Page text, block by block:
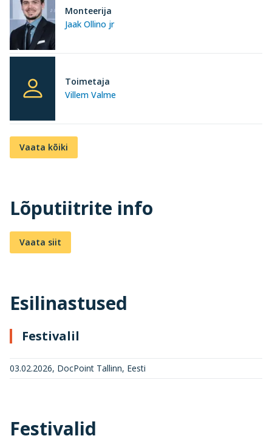
Jaak Ollino jr
Monteerija
Villem Valme
Toimetaja
Vaata kõiki
Lõputiitrite info
Vaata siit
Esilinastused
Festivalil
03.02.2026, DocPoint Tallinn, Eesti
Festivalid